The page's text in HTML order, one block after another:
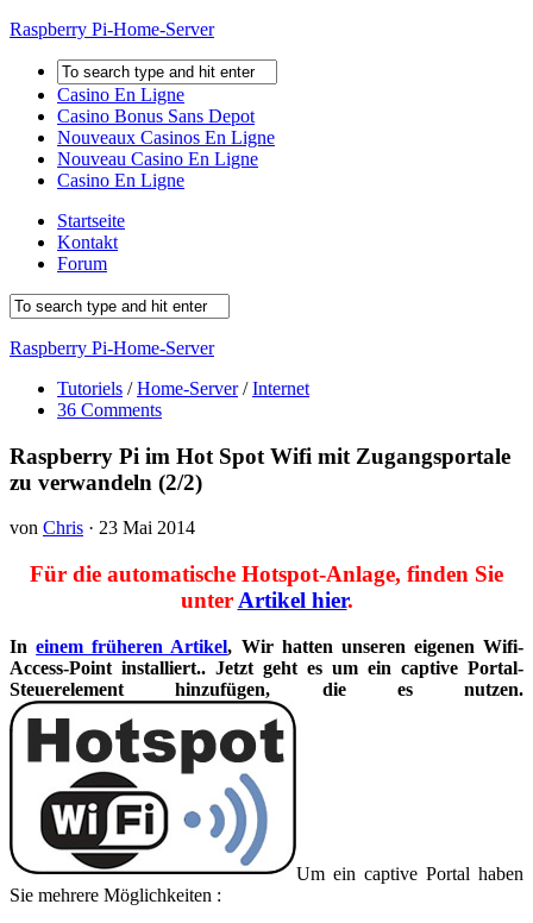
Raspberry Pi-Home-Server
Casino En Ligne
Casino Bonus Sans Depot
Nouveaux Casinos En Ligne
Nouveau Casino En Ligne
Casino En Ligne
Startseite
Kontakt
Forum
Raspberry Pi-Home-Server
Tutoriels / Home-Server / Internet
36 Comments
Raspberry Pi im Hot Spot Wifi mit Zugangsportale
zu verwandeln (2/2)
von Chris · 23 Mai 2014
Für die automatische Hotspot-Anlage, finden Sie
unter Artikel hier.
Ineinem früheren Artikel, Wir hatten unseren eigenen Wifi-
Access-Point installiert.. Jetzt geht es um ein captive Portal-
Steuerelement hinzufügen, die es nutzen.
Um ein captive Portal haben
Sie mehrere Möglichkeiten :